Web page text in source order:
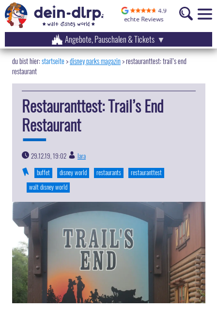
Angebote, Pauschalen & Tickets
startseite disney parks magazin>restauranttest: trail’s end
restaurant
Restauranttest: Trail’s End
Restaurant
29.12.19, 19:02
lara
buffet
disney world restaurants
restauranttest
walt disney world